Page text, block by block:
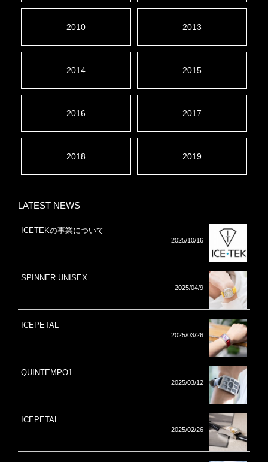
2010 2013
2014 2015
2016 2017
2018 2019
LATEST NEWS
ICETEKの事業について
2025/10/16
SPINNER UNISEX
2025/04/9
ICEPETAL
2025/03/26
QUINTEMPO1
2025/03/12
ICEPETAL
2025/02/26